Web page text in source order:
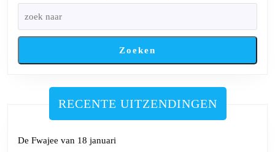
Zoeken
RECENTE UITZENDINGEN
De Fwajee van 18 januari